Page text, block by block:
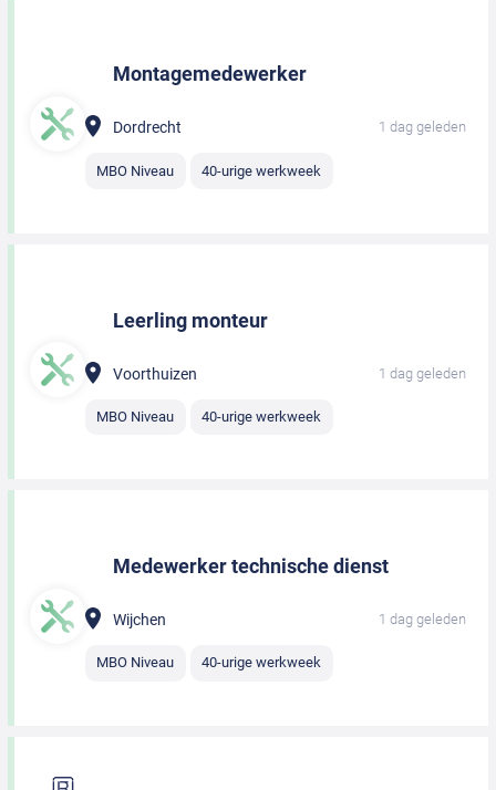
Montagemedewerker
Dordrecht 1 dag geleden
MBO Niveau 40-urige werkweek
Leerling monteur
Voorthuizen 1 dag geleden
MBO Niveau 40-urige werkweek
Medewerker technische dienst
Wijchen 1 dag geleden
MBO Niveau 40-urige werkweek